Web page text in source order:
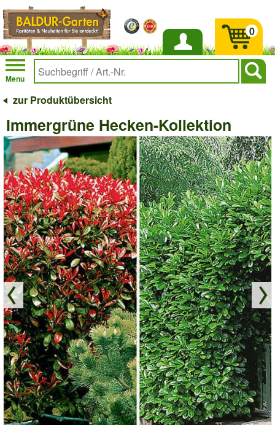
Anmelden
Menu
0
zur Produktübersicht
Immergrüne Hecken-Kollektion